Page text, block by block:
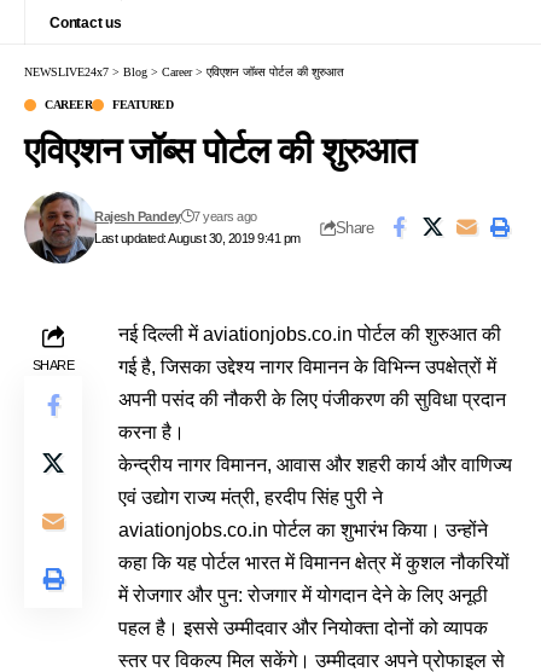
Contact us
NEWSLIVE24x7 > Blog > Career> एविएशन जॉब्स पोर्टल की शुरुआत
CAREER FEATURED
एविएशन जॉब्स पोर्टल की शुरुआत
Last updated: August 30, 2019 9:41 pm
Rajesh Pandey 7 years ago
Share
SHARE
नई दिल्ली मेंaviationjobs.co.in पोर्टल की शुरुआत की
गई है, जिसका उद्देश्य नागर विमानन के विभिन्न उपक्षेत्रों में
अपनी पसंद की नौकरी के लिए पंजीकरण की सुविधा प्रदान
करना है।
केन्द्रीय नागर विमानन, आवास और शहरी कार्य और वाणिज्य
एवं उद्योग राज्य मंत्री, हरदीप सिंह पुरी ने
aviationjobs.co.in पोर्टल का शुभारंभ किया। उन्होंने
कहा कि यह पोर्टल भारत में विमानन क्षेत्र में कुशल नौकरियों
में रोजगार और पुन: रोजगार में योगदान देने के लिए अनूठी
पहल है। इससे उम्मीदवार और नियोक्ता दोनों को व्यापक
स्तर पर विकल्प मिल सकेंगे। उम्मीदवार अपने प्रोफाइल से